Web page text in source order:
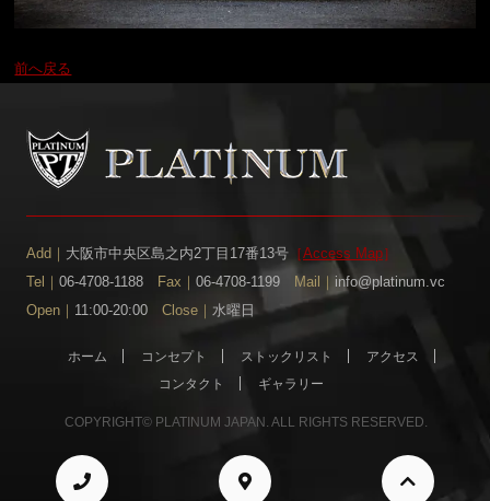
前へ戻る
Add｜ 大阪市中央区島之内2丁目17番13号［Access Map］
Tel｜ 06-4708-1188 Fax｜ 06-4708-1199 Mail｜ info@platinum.vc
Open｜ 11:00-20:00 Close｜ 水曜日
ホーム コンセプト ストックリスト
アクセス
コンタクト
ギャラリー
COPYRIGHT© PLATINUM JAPAN. ALL RIGHTS RESERVED.